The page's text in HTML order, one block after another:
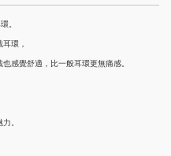
。
環，
感覺舒適，比一般耳環更無痛感。
。